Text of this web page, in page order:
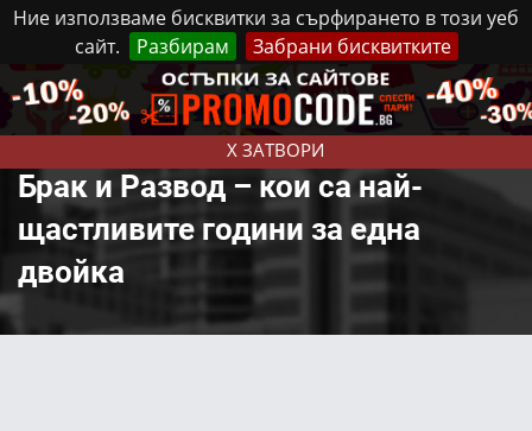
Ние използваме бисквитки за сърфирането в този уеб
сайт.
Разбирам Забрани бисквитките
X ЗАТВОРИ
Неделя, 9 Август, 2026 Реклама Контакти
Брак и Развод – кои са най-
щастливите години за една
двойка